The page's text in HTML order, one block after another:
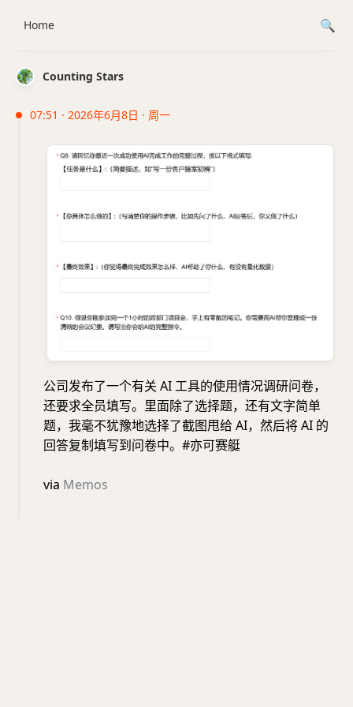
Counting Stars
07:51 · 2026年6月8日 · 周一
公司发布了一个有关 AI 工具的使用情况调研问卷，
还要求全员填写。里面除了选择题，还有文字简单
题，我毫不犹豫地选择了截图甩给 AI，然后将 AI 的
回答复制填写到问卷中。#亦可赛艇
via Memos
Home